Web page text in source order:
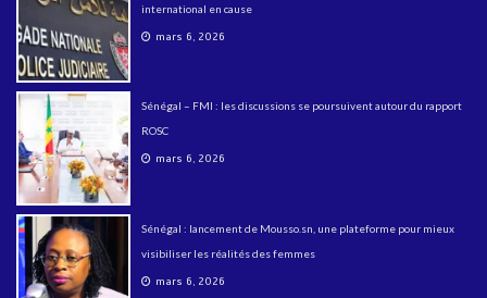
international en cause
mars 6, 2026
Sénégal – FMI : les discussions se poursuivent autour du rapport
ROSC
mars 6, 2026
Sénégal : lancement de Mousso.sn, une plateforme pour mieux
visibiliser les réalités des femmes
mars 6, 2026